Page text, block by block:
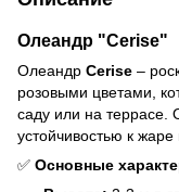
Олеандр "Cerise"
Олеандр Cerise –
розовыми цветами,
саду или на террасе.
устойчивостью к
✅ Основные